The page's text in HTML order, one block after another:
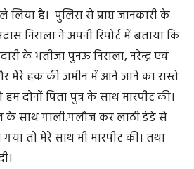
है। पुलिस से प्राप्त जानकारी के
निराला ने अपनी रिपोर्ट में बताया कि
के भतीजा पुनऊ निराला, नरेन्द्र एवं
हक की जमीन में आने जाने का रास्ते
दोनों पिता पुत्र के साथ मारपीट की।
के साथ गाली.गलौज कर लाठी.डंडे से
तो मेरे साथ भी मारपीट की। तथा